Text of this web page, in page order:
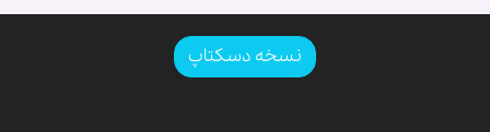
نسخه دسکتاپ